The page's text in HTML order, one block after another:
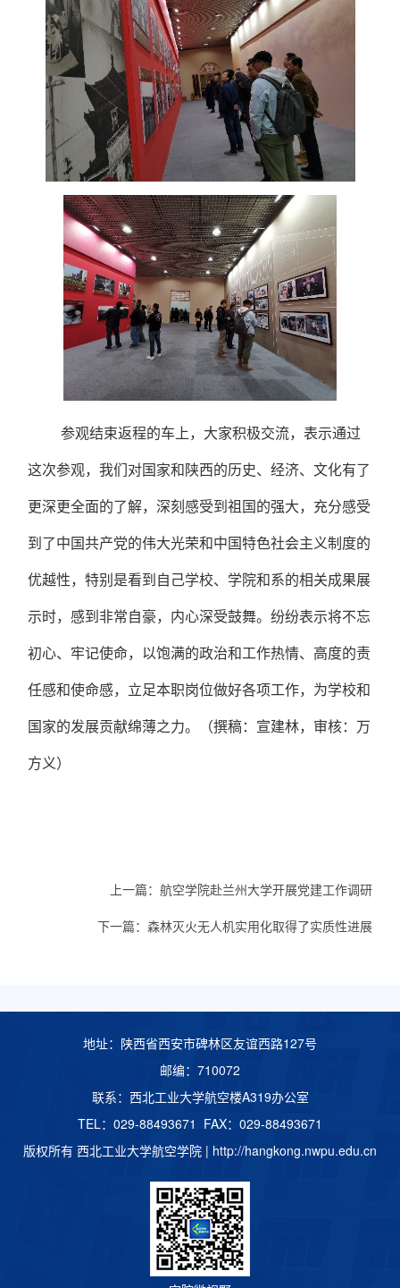
参观结束返程的车上，大家积极交流，表示通过
这次参观，我们对国家和陕西的历史、经济、文化有了
更深更全面的了解，深刻感受到祖国的强大，充分感受
到了中国共产党的伟大光荣和中国特色社会主义制度的
优越性，特别是看到自己学校、学院和系的相关成果展
示时，感到非常自豪，内心深受鼓舞。纷纷表示将不忘
初心、牢记使命，以饱满的政治和工作热情、高度的责
任感和使命感，立足本职岗位做好各项工作，为学校和
国家的发展贡献绵薄之力。（撰稿：宣建林，审核：万
方义）
上一篇：航空学院赴兰州大学开展党建工作调研
下一篇：​森林灭火无人机实用化取得了实质性进展
地址：陕西省西安市碑林区友谊西路127号
邮编：710072
联系：西北工业大学航空楼A319办公室
TEL：029-88493671 FAX：029-88493671
版权所有 西北工业大学航空学院 | http://hangkong.nwpu.edu.cn